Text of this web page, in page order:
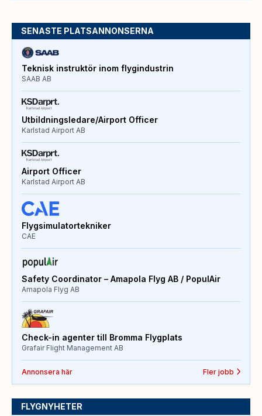
SENASTE PLATSANNONSERNA
Teknisk instruktör inom flygindustrin
SAAB AB
Utbildningsledare/Airport Officer
Karlstad Airport AB
Airport Officer
Karlstad Airport AB
Flygsimulatortekniker
CAE
Safety Coordinator – Amapola Flyg AB / PopulAir
Amapola Flyg AB
Check-in agenter till Bromma Flygplats
Grafair Flight Management AB
Annonsera här Fler jobb
FLYGNYHETER